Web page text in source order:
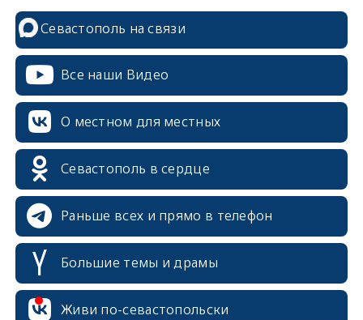
Севастополь на связи
Все наши Видео
О местном для местных
Севастополь в сердце
Раньше всех и прямо в телефон
Большие темы и драмы
Живи по-севастопольски